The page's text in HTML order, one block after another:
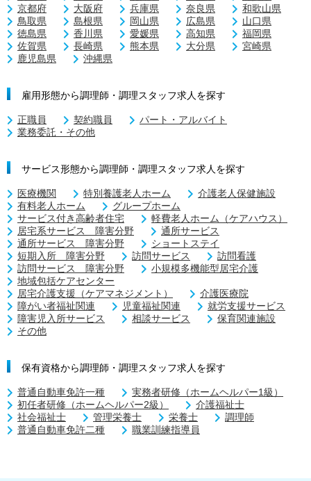
京都府
大阪府 兵庫県 奈良県
和歌山県
鳥取県
島根県 岡山県 広島県
山口県
徳島県
香川県 愛媛県 高知県
福岡県
佐賀県
長崎県 熊本県 大分県
宮崎県
鹿児島県
沖縄県
雇用形態から調理師・調理スタッフ求人を探す
正職員 契約職員
パート・アルバイト
業務委託・その他
サービス形態から調理師・調理スタッフ求人を探す
医療機関 特別養護老人ホーム
介護老人保健施設
有料老人ホーム
グループホーム
サービス付き高齢者住宅
軽費老人ホーム（ケアハウス）
居宅系サービス 障害分野
通所サービス
通所サービス 障害分野
ショートステイ
短期入所 障害分野
訪問サービス
訪問看護
訪問サービス 障害分野
小規模多機能型居宅介護
地域包括ケアセンター
居宅介護支援（ケアマネジメント）
介護医療院
障がい者福祉関連
児童福祉関連
就労支援サービス
障害児入所サービス
相談サービス
保育関連施設
その他
保有資格から調理師・調理スタッフ求人を探す
普通自動車免許一種
実務者研修（ホームヘルパー1級）
初任者研修（ホームヘルパー2級）
介護福祉士
社会福祉士
管理栄養士 栄養士
調理師
普通自動車免許二種
職業訓練指導員